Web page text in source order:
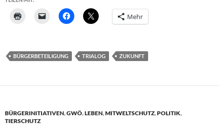
Mehr
BÜRGERBETEILIGUNG TRIALOG ZUKUNFT
BÜRGERINITIATIVEN,GWÖ,LEBEN,MITWELTSCHUTZ,POLITIK,
TIERSCHUTZ